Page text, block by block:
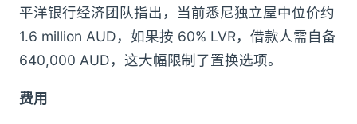
平洋银行经济团队指出，当前悉尼独立屋中位价约
1.6 million AUD，如果按 60% LVR，借款人需自备
640,000 AUD，这大幅限制了置换选项。
费用